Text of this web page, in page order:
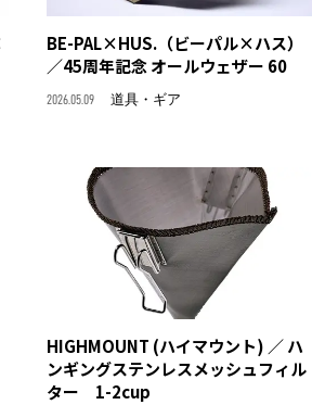
BE-PAL×HUS.（ビーパル×ハス）
／45周年記念 オールウェザー 60
2026.05.09 道具・ギア
HIGHMOUNT (ハイマウント) ／ ハ
ンギングステンレスメッシュフィル
ター 1-2cup